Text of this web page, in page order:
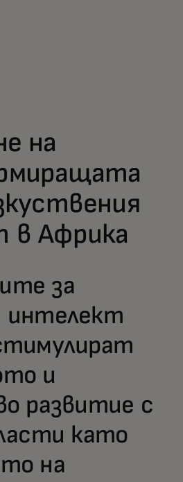
на
в Африка
за
интелект
и
развитие с
като
на